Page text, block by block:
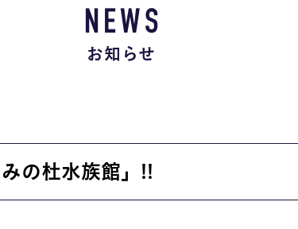
保護者のみなさま
お問い合わせ
交通アクセス
学校情報公開
NEWS
お知らせ
の杜水族館」!!